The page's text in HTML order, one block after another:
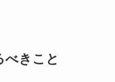
べきこと